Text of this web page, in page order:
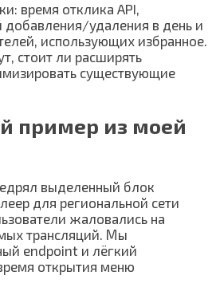
время отклика API,
добавления/удаления в день и
использующих избранное.
стоит ли расширять
существующие
пример из моей
выделенный блок
для региональной сети
жаловались на
трансляций. Мы
endpoint и лёгкий
открытия меню